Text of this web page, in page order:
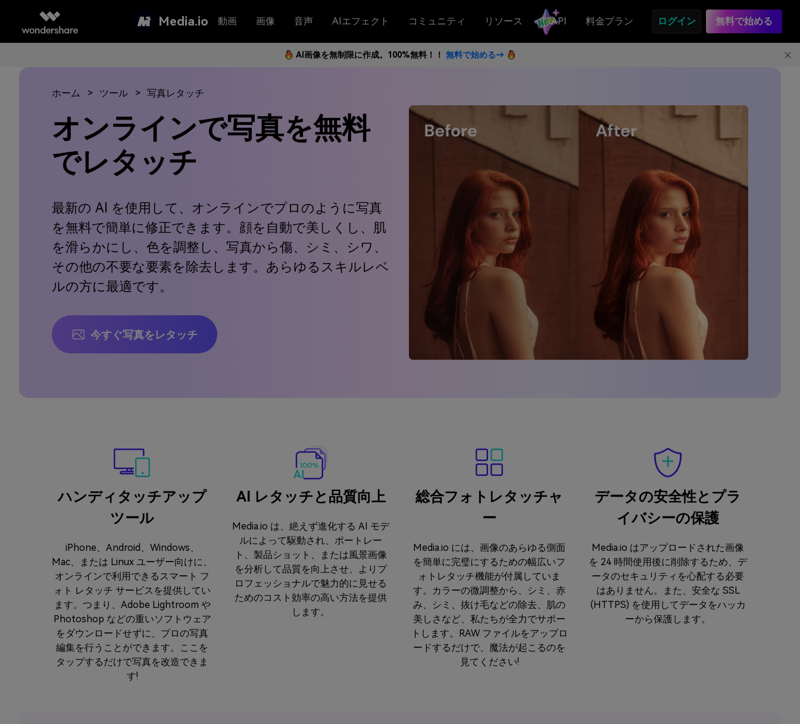
Media.io 動画 画像 音声 AIエフェクト コミュニティ リソース API 料金プラン ログイン 無料で始める
AI画像を無制限に作成。100%無料！！ 無料で始める→
オンラインで写真を無料
でレタッチ
最新の AI を使用して、オンラインでプロのように写真
を無料で簡単に修正できます。顔を自動で美しくし、肌
を滑らかにし、色を調整し、写真から傷、シミ、シワ、
その他の不要な要素を除去します。あらゆるスキルレベ
ルの方に最適です。
今すぐ写真をレタッチ
ホーム ツール 写真レタッチ
ハンディタッチアップ
ツール
iPhone、Android、Windows、
Mac、または Linux ユーザー向けに、
オンラインで利用できるスマート フ
ォト レタッチ サービスを提供してい
ます。つまり、Adobe Lightroom や
Photoshop などの重いソフトウェア
をダウンロードせずに、プロの写真
編集を行うことができます。ここを
タップするだけで写真を改造できま
す!
AI レタッチと品質向上
Media.io は、絶えず進化する AI モデ
ルによって駆動され、ポートレー
ト、製品ショット、または風景画像
を分析して品質を向上させ、よりプ
ロフェッショナルで魅力的に見せる
ためのコスト効率の高い方法を提供
します。
総合フォトレタッチャ
ー
Media.io には、画像のあらゆる側面
を簡単に完璧にするための幅広いフ
ォトレタッチ機能が付属していま
す。カラーの微調整から、シミ、赤
み、シミ、抜け毛などの除去、肌の
美しさなど、私たちが全力でサポー
トします。RAW ファイルをアップロ
ードするだけで、魔法が起こるのを
見てください!
データの安全性とプラ
イバシーの保護
Media.io はアップロードされた画像
を 24 時間使用後に削除するため、デ
ータのセキュリティを心配する必要
はありません。また、安全な SSL
(HTTPS) を使用してデータをハッカ
ーから保護します。